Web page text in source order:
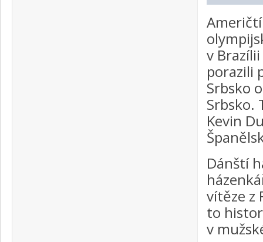
v
porazili
Srbsko
Srbsko.
Kevin
Dánští
vítěze z
to
v